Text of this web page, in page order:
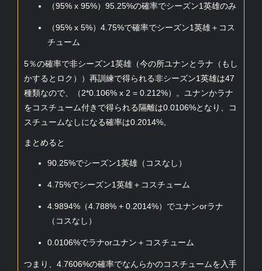
（95% x 95%）95.25%の確率でシーズン1英雄のみ
（95% x 5%）4.75%で確率でシーズン1英雄＋コス
チューム
5％の確率で非シーズン1英雄（今の所ユナンとラナ（もし
かするとロク））再訓練で得られる非シーズン1英雄は47
種類なので、（2*0.106% x 2 = 0.212%）。ユナンかラナ
をコスチューム付きで得られる隔離は0.0106%となり、コ
スチュームなしになる確率は0.2014%。
まとめると
90.25%でシーズン1英雄（コスなし）
4.75%でシーズン1英雄＋コスチューム
4.9894%（4.788% + 0.2014%）でユナンorラナ
（コスなし）
0.0106%でラナorユナン＋コスチューム
つまり、4.7606%の確率でなんらかのコスチュームを入手